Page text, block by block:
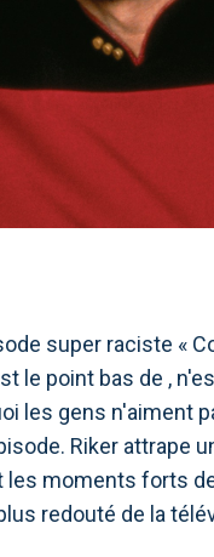
super raciste «
le point bas de ,
les gens n'aiment
Riker attrape
moments forts
redouté de la